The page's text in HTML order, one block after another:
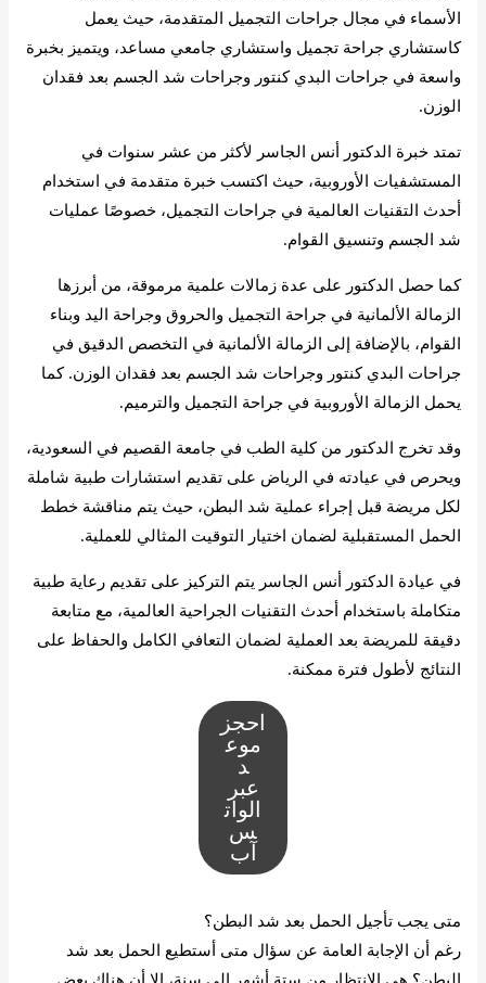
الأسماء في مجال جراحات التجميل المتقدمة، حيث يعمل
كاستشاري جراحة تجميل واستشاري جامعي مساعد، ويتميز بخبرة
واسعة في جراحات البدي كنتور وجراحات شد الجسم بعد فقدان
الوزن.
تمتد خبرة الدكتور أنس الجاسر لأكثر من عشر سنوات في
المستشفيات الأوروبية، حيث اكتسب خبرة متقدمة في استخدام
أحدث التقنيات العالمية في جراحات التجميل، خصوصًا عمليات
شد الجسم وتنسيق القوام.
كما حصل الدكتور على عدة زمالات علمية مرموقة، من أبرزها
الزمالة الألمانية في جراحة التجميل والحروق وجراحة اليد وبناء
القوام، بالإضافة إلى الزمالة الألمانية في التخصص الدقيق في
جراحات البدي كنتور وجراحات شد الجسم بعد فقدان الوزن. كما
يحمل الزمالة الأوروبية في جراحة التجميل والترميم.
وقد تخرج الدكتور من كلية الطب في جامعة القصيم في السعودية،
ويحرص في عيادته في الرياض على تقديم استشارات طبية شاملة
لكل مريضة قبل إجراء عملية شد البطن، حيث يتم مناقشة خطط
الحمل المستقبلية لضمان اختيار التوقيت المثالي للعملية.
في عيادة الدكتور أنس الجاسر يتم التركيز على تقديم رعاية طبية
متكاملة باستخدام أحدث التقنيات الجراحية العالمية، مع متابعة
دقيقة للمريضة بعد العملية لضمان التعافي الكامل والحفاظ على
النتائج لأطول فترة ممكنة.
احجز
موع
د
عبر
الوات
س
آب
متى يجب تأجيل الحمل بعد شد البطن؟
رغم أن الإجابة العامة عن سؤال متى أستطيع الحمل بعد شد
البطن؟ هي الانتظار من ستة أشهر إلى سنة، إلا أن هناك بعض